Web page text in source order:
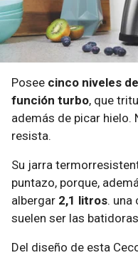
Posee cinco niveles
función turbo, que
además de picar hielo.
resista.
Su jarra
puntazo, porque,
albergar 2,1 litros. una
suelen ser las
Del diseño de esta